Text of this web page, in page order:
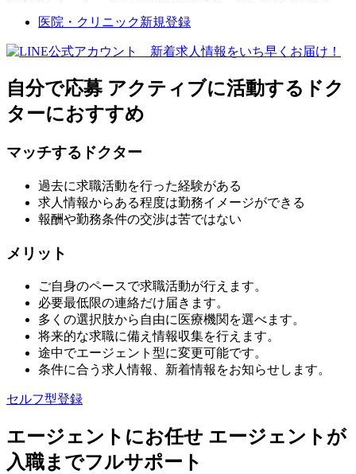
医院・クリニック新規登録
自分で応募 アクティブに活動するドク
ターにおすすめ
マッチするドクター
過去に求職活動を行った経験がある
求人情報からある程度は勤務イメージができる
報酬や勤務条件の交渉は苦ではない
メリット
ご自身のペースで求職活動が行えます。
必要最低限の連絡だけ届きます。
多くの選択肢から自由に医療機関を選べます。
将来的な求職に備え情報収集を行えます。
途中でエージェント型に変更可能です。
条件に合う求人情報、新着情報をお知らせします。
セルフ型登録
エージェントにお任せ エージェントが
入職までフルサポート